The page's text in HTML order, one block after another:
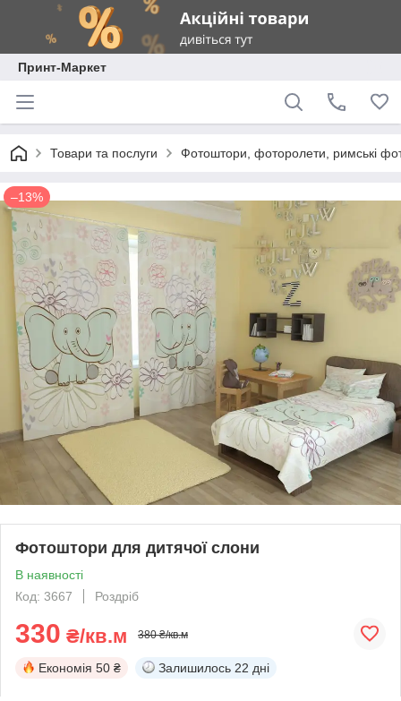
Принт-Маркет
Товари та послуги Фотоштори, фоторолети, римські
–13%
Фотоштори для дитячої слони
В наявності
Код: 3667
Роздріб
330 ₴/кв.м 380 ₴/кв.м
Економія 50 ₴ Залишилось 22 дні